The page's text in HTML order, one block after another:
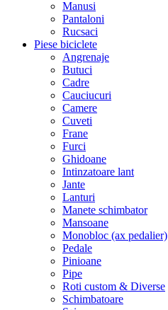
Manusi
Pantaloni
Rucsaci
Piese biciclete
Angrenaje
Butuci
Cadre
Cauciucuri
Camere
Cuveti
Frane
Furci
Ghidoane
Intinzatoare lant
Jante
Lanturi
Manete schimbator
Mansoane
Monobloc (ax pedalier)
Pedale
Pinioane
Pipe
Roti custom & Diverse
Schimbatoare